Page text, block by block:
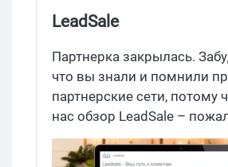
LeadSale
Партнерка закрылась.
что вы знали и помнили
партнерские сети, потому
нас обзор LeadSale –
интересной и необычной
вы когда-либо видели.